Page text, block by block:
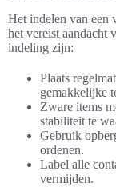
Het indelen van een
het vereist aandacht
indeling zijn:
Plaats
gemakkelijke
Zware items
stabiliteit te
Gebruik
ordenen.
Label alle
vermijden.